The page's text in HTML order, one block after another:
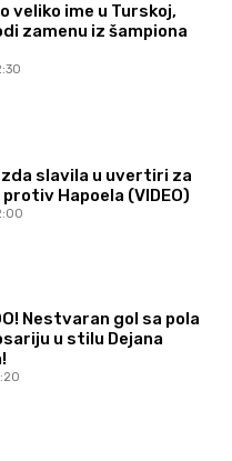
veliko ime u Turskoj,
zamenu iz šampiona
slavila u uvertiri za
Hapoela (VIDEO)
Nestvaran gol sa pola
u stilu Dejana